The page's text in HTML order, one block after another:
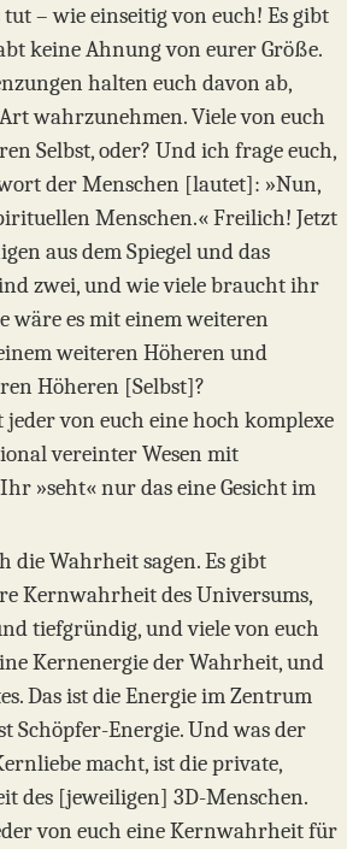
– wie einseitig von euch! Es gibt
keine Ahnung von eurer Größe.
halten euch davon ab,
wahrzunehmen. Viele von euch
Selbst, oder? Und ich frage euch,
der Menschen [lautet]: »Nun,
Menschen.« Freilich! Jetzt
aus dem Spiegel und das
zwei, und wie viele braucht ihr
wäre es mit einem weiteren
weiteren Höheren und
Höheren [Selbst]?
von euch eine hoch komplexe
vereinter Wesen mit
»seht« nur das eine Gesicht im
die Wahrheit sagen. Es gibt
Kernwahrheit des Universums,
tiefgründig, und viele von euch
Kernenergie der Wahrheit, und
Das ist die Energie im Zentrum
Schöpfer-Energie. Und was der
macht, ist die private,
des [jeweiligen] 3D-Menschen.
von euch eine Kernwahrheit für